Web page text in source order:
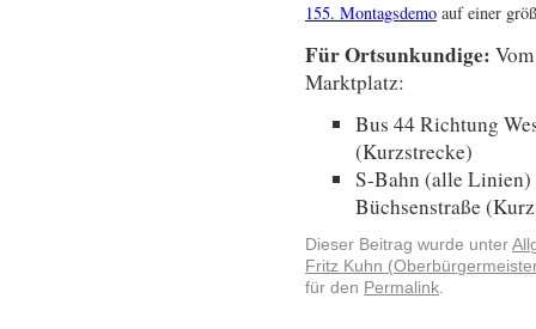
155. Montagsdemo auf einer
Für Ortsunkundige:
Marktplatz:
Bus 44 Richtung
(Kurzstrecke)
S-Bahn (alle
Büchsenstraße
Dieser Beitrag wurde unter
Fritz Kuhn
für den Permalink